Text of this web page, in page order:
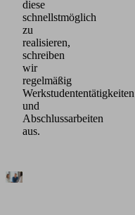
diese
schnellstmöglich
zu
realisieren,
schreiben
wir
regelmäßig
Werkstudententätigkeiten
und
Abschlussarbeiten
aus.